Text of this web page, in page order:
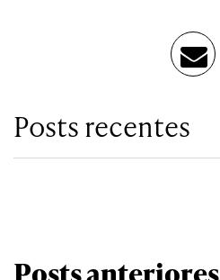
Posts recentes